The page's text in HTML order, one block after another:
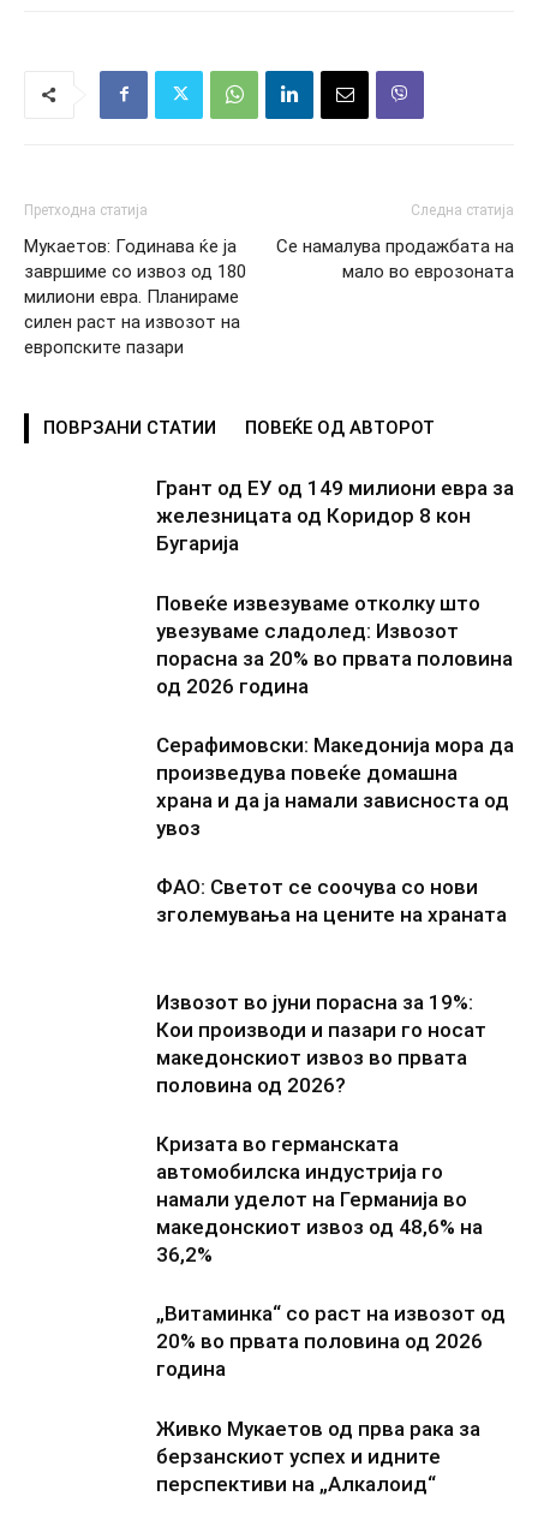
Претходна статија
Мукаетов: Годинава ќе ја
завршиме со извоз од 180
милиони евра. Планираме
силен раст на извозот на
европските пазари
Следна статија
Се намалува продажбата на
мало во еврозоната
ПОВРЗАНИ СТАТИИ ПОВЕЌЕ ОД АВТОРОТ
Грант од ЕУ од 149 милиони евра за
железницата од Коридор 8 кон
Бугарија
Повеќе извезуваме отколку што
увезуваме сладолед: Извозот
порасна за 20% во првата половина
од 2026 година
Серафимовски: Македонија мора да
произведува повеќе домашна
храна и да ја намали зависноста од
увоз
ФАО: Светот се соочува со нови
зголемувања на цените на храната
Извозот во јуни порасна за 19%:
Кои производи и пазари го носат
македонскиот извоз во првата
половина од 2026?
Кризата во германската
автомобилска индустрија го
намали уделот на Германија во
македонскиот извоз од 48,6% на
36,2%
„Витаминка“ со раст на извозот од
20% во првата половина од 2026
година
Живко Мукаетов од прва рака за
берзанскиот успех и идните
перспективи на „Алкалоид“